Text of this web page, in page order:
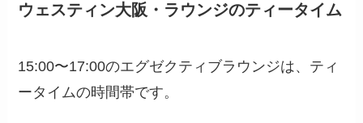
ウェスティン大阪・ラウンジのティータイム
15:00〜17:00のエグゼクティブラウンジは、ティ
ータイムの時間帯です。